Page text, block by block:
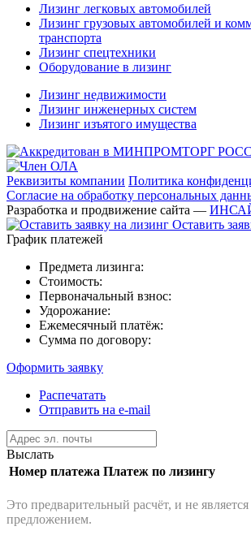
Лизинг легковых автомобилей
Лизинг грузовых автомобилей и
транспорта
Лизинг спецтехники
Оборудование в лизинг
Лизинг недвижимости
Лизинг инженерных систем
Лизинг изъятого имущества
Реквизиты компании Политика
Согласие на обработку персональных
Разработка и продвижение сайта —
Оставить
График платежей
Предмета лизинга:
Стоимость:
Первоначальный взнос:
Удорожание:
Ежемесячный платёж:
Сумма по договору:
Оформить заявку
Распечатать
Отправить на e-mail
Выслать
Номер платежа Платеж по лизингу
Это предварительный расчёт, и не
предложением.